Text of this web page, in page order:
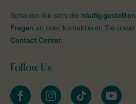
Schauen Sie sich die häufig gestellten
Fragen an oder kontaktieren Sie unser
Contact Center.
Follow Us
facebookinstagramtiktok youtube